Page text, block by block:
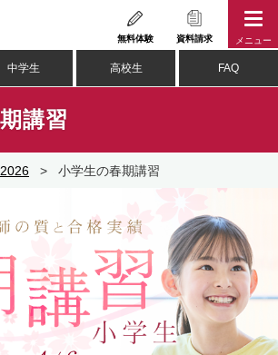
無料体験 資料請求 メニュー
中学生 高校生 FAQ
講習
> 小学生の春期講習